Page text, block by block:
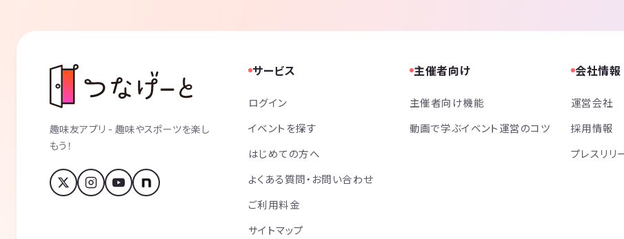
趣味友アプリ - 趣味やスポーツを楽し
もう！
サービス
ログイン
イベントを探す
はじめての方へ
よくある質問・お問い合わせ
ご利用料金
サイトマップ
主催者向け
主催者向け機能
動画で学ぶイベント運営のコツ
会社情報
運営会社
採用情報
プレスリリ